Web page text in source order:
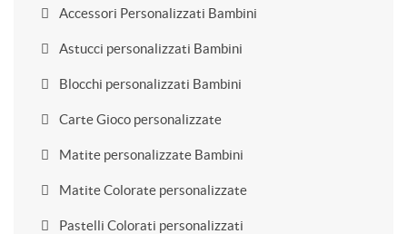
Accessori Personalizzati Bambini
Astucci personalizzati Bambini
Blocchi personalizzati Bambini
Carte Gioco personalizzate
Matite personalizzate Bambini
Matite Colorate personalizzate
Pastelli Colorati personalizzati